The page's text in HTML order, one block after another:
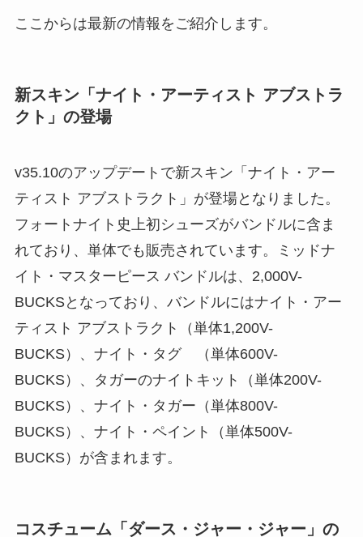
ここからは最新の情報をご紹介します。
新スキン「ナイト・アーティスト アブストラ
クト」の登場
v35.10のアップデートで新スキン「ナイト・アー
ティスト アブストラクト」が登場となりました。
フォートナイト史上初シューズがバンドルに含ま
れており、単体でも販売されています。ミッドナ
イト・マスターピース バンドルは、2,000V-
BUCKSとなっており、バンドルにはナイト・アー
ティスト アブストラクト（単体1,200V-
BUCKS）、ナイト・タグ （単体600V-
BUCKS）、タガーのナイトキット（単体200V-
BUCKS）、ナイト・タガー（単体800V-
BUCKS）、ナイト・ペイント（単体500V-
BUCKS）が含まれます。
コスチューム「ダース・ジャー・ジャー」の